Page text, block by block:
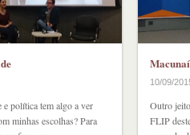
política tem algo a ver
minhas escolhas? Para
10/09/
Outro
FLIP